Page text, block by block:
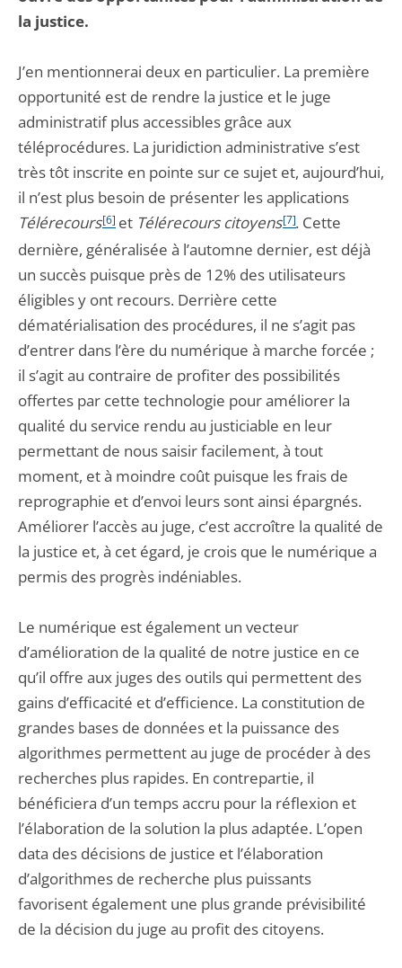
la justice.
J’en mentionnerai deux en particulier. La première
opportunité est de rendre la justice et le juge
administratif plus accessibles grâce aux
téléprocédures. La juridiction administrative s’est
très tôt inscrite en pointe sur ce sujet et, aujourd’hui,
il n’est plus besoin de présenter les applications
Télérecours[6]et Télérecours citoyens[7]. Cette
dernière, généralisée à l’automne dernier, est déjà
un succès puisque près de 12% des utilisateurs
éligibles y ont recours. Derrière cette
dématérialisation des procédures, il ne s’agit pas
d’entrer dans l’ère du numérique à marche forcée ;
il s’agit au contraire de profiter des possibilités
offertes par cette technologie pour améliorer la
qualité du service rendu au justiciable en leur
permettant de nous saisir facilement, à tout
moment, et à moindre coût puisque les frais de
reprographie et d’envoi leurs sont ainsi épargnés.
Améliorer l’accès au juge, c’est accroître la qualité de
la justice et, à cet égard, je crois que le numérique a
permis des progrès indéniables.
Le numérique est également un vecteur
d’amélioration de la qualité de notre justice en ce
qu’il offre aux juges des outils qui permettent des
gains d’efficacité et d’efficience. La constitution de
grandes bases de données et la puissance des
algorithmes permettent au juge de procéder à des
recherches plus rapides. En contrepartie, il
bénéficiera d’un temps accru pour la réflexion et
l’élaboration de la solution la plus adaptée. L’open
data des décisions de justice et l’élaboration
d’algorithmes de recherche plus puissants
favorisent également une plus grande prévisibilité
de la décision du juge au profit des citoyens.